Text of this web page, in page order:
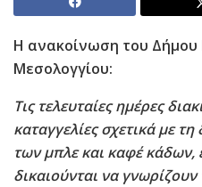
Η ανακοίνωση του Δήμου
Μεσολογγίου:
Τις τελευταίες ημέρες
καταγγελίες σχετικά με
των μπλε και καφέ κάδων,
δικαιούνται να